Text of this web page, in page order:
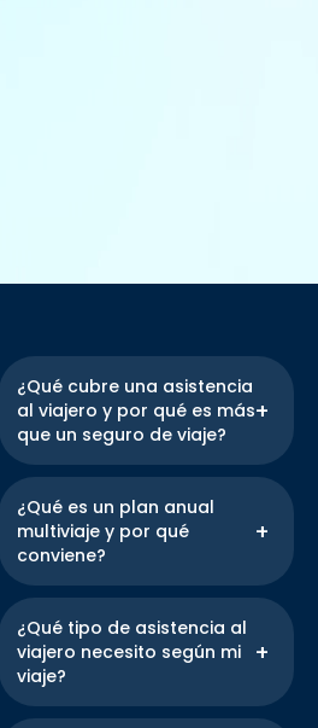
¿Qué cubre una asistencia
al viajero y por qué es más
que un seguro de viaje?
Una asistencia al viajero
ofrece atención médica
inmediata, sin necesidad de
pagar ni hacer reembolsos.
hospitalizaciones,
medicamentos, traslado
sanitario y más. También
brinda cobertura por pérdida
de equipaje y demora de
vuelos. A diferencia de un
¿Qué es un plan anual
multiviaje y por qué
conviene?
Es una solución ideal para
quienes viajan varias veces al
año. Con una sola
contratación, accedes a
cobertura para todos tus
viajes durante 12 meses.
¿Qué tipo de asistencia al
viajero necesito según mi
viaje?
Ofrecemos planes adaptados